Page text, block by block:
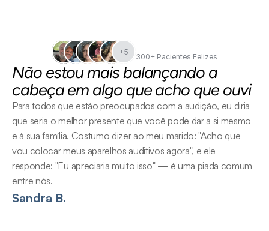
+5
300+ Pacientes Felizes
Não estou mais balançando a
cabeça em algo que acho que ouvi
Para todos que estão preocupados com a audição, eu diria
que seria o melhor presente que você pode dar a si mesmo
e à sua família. Costumo dizer ao meu marido: "Acho que
vou colocar meus aparelhos auditivos agora", e ele
responde: "Eu apreciaria muito isso" — é uma piada comum
entre nós.
Sandra B.